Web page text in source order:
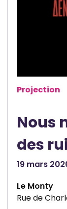
Projection
Nous
des
19 mars
Le Monty
Rue de